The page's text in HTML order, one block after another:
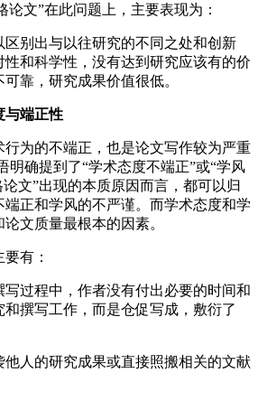
论文”在此问题上，主要表现为：
别出与以往研究的不同之处和创新
性和科学性，没有达到研究应该有的价
靠，研究成果价值很低。
与端正性
为的不端正，也是论文写作较为严重
明确提到了“学术态度不端正”或“学风
文”出现的本质原因而言，都可以归
正和学风的不严谨。而学术态度和学
文质量最根本的因素。
有：
过程中，作者没有付出必要的时间和
撰写工作，而是仓促写成，敷衍了
人的研究成果或直接照搬相关的文献